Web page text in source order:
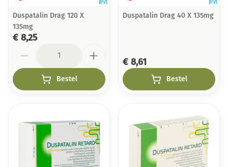
Duspatalin Drag 120 X
135mg
€ 8,25
Bestel
Duspatalin Drag 40 X 135mg
€ 8,61
Bestel